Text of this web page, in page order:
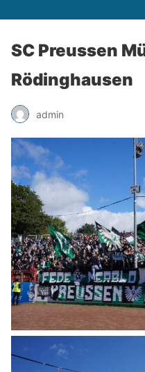
SC Preussen
Rödinghausen
admin